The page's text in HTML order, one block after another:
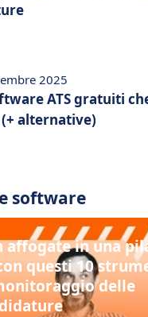
2025
ATS gratuiti
alternative)
software
affogate in una
questi 10
delle